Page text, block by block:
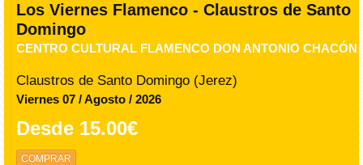
Los Viernes Flamenco - Claustros de Santo
Domingo
CENTRO CULTURAL FLAMENCO DON ANTONIO CHACÓN
Claustros de Santo Domingo (Jerez)
Viernes 07 / Agosto / 2026
Desde 15.00€
COMPRAR